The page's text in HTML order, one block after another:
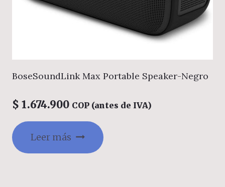
BoseSoundLink Max Portable Speaker-Negro
$ 1.674.900 COP (antes de IVA)
Leer más